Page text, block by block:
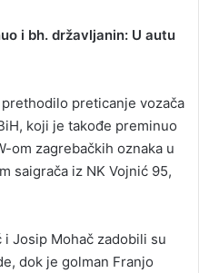
i bh. državljanin: U autu
preticanje vozača
koji je takođe preminuo
om zagrebačkih oznaka u
saigrača iz NK Vojnić 95,
Josip Mohač zadobili su
dok je golman Franjo